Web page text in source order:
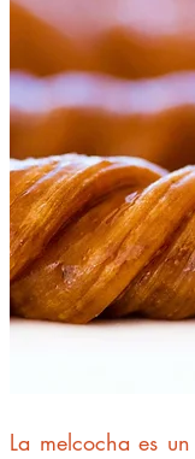
La melcocha es